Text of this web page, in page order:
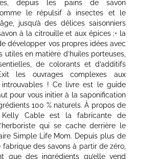
depuis les pains de savon
le répulsif à insectes et le
jusqu’à des délices saisonniers
à la citrouille et aux épices ;• la
développer vos propres idées avec
utiles en matière d’huiles porteuses,
de colorants et d’additifs
les ouvrages complexes aux
introuvables ! Ce livre est le guide
pour vous initier à la saponification
100 % naturels. À propos de
Kelly Cable est la fabricante de
qui se cache derrière le
Simple Life Mom. Depuis plus de
fabrique des savons à partir de zéro,
que des ingrédients qu’elle vend